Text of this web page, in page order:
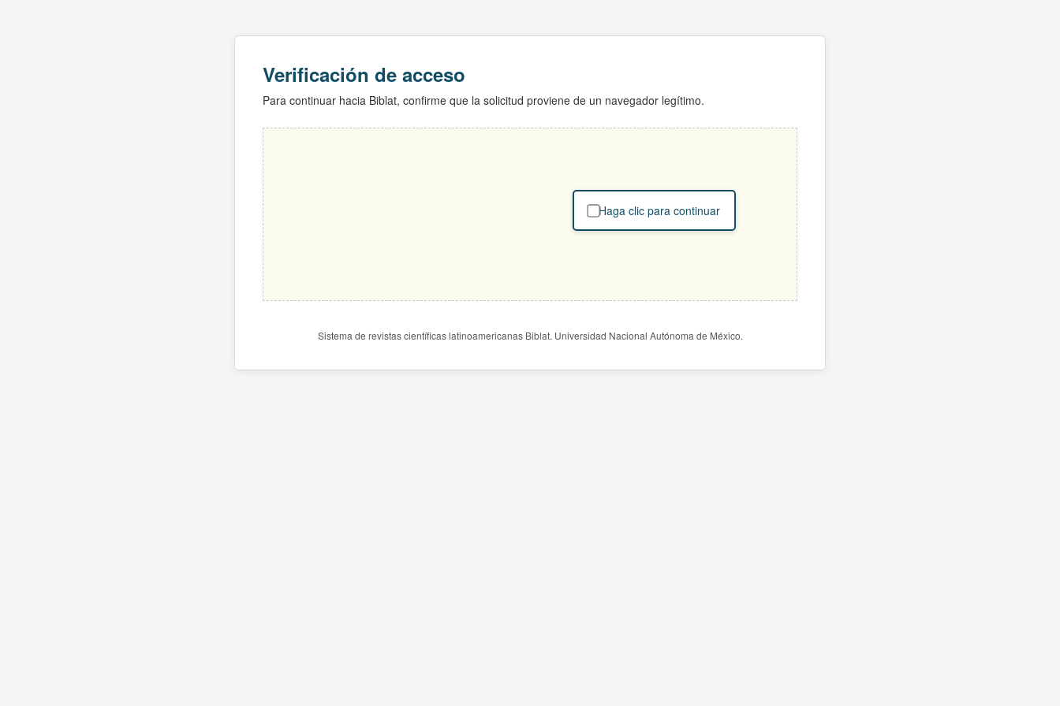
Verificación de acceso
Para continuar hacia Biblat, confirme que la solicitud proviene de un navegador legítimo.
Haga clic para continuar
Sistema de revistas científicas latinoamericanas Biblat. Universidad Nacional Autónoma de México.